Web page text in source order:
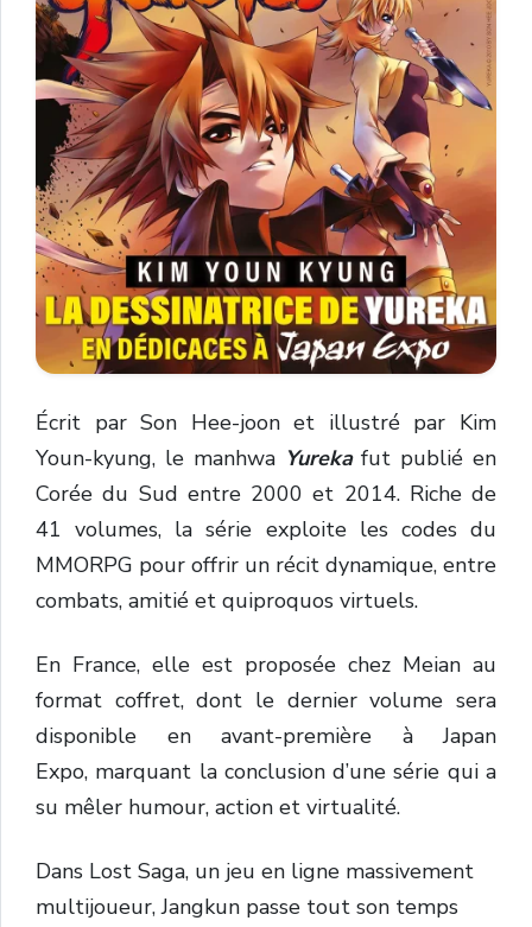
Écrit par Son Hee-joon et illustré par Kim
Youn-kyung, le manhwa Yurekafut publié en
Corée du Sud entre 2000 et 2014. Riche de
41 volumes, la série exploite les codes du
MMORPG pour offrir un récit dynamique, entre
combats, amitié et quiproquos virtuels.
En France, elle est proposée chez Meian au
format coffret, dont le dernier volume sera
disponible en avant-première à Japan
Expo, marquant la conclusion d’une série qui a
su mêler humour, action et virtualité.
Dans Lost Saga, un jeu en ligne massivement
multijoueur, Jangkun passe tout son temps